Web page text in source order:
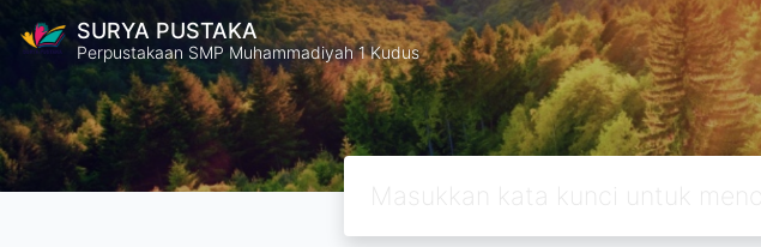
SURYA PUSTAKA
Perpustakaan SMP Muhammadiyah 1 Kudus